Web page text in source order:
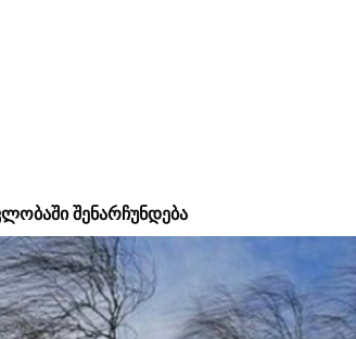
შენარჩუნდება